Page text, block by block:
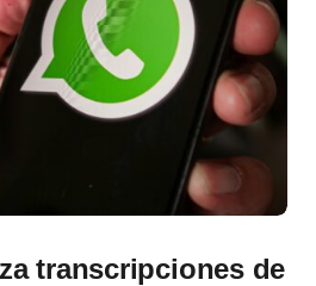
transcripciones de